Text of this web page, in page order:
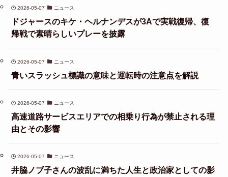
2026-05-07 ニュース
ドジャースのキケ・ヘルナンデスが3Aで実戦復帰、復
帰戦で素晴らしいプレーを披露
2026-05-07 ニュース
青いスラッシュ標識の意味と運転時の注意点を解説
2026-05-07 ニュース
高速道路サービスエリアでの相乗り行為が禁止される理
由とその影響
2026-05-07 ニュース
井脇ノブ子さんの波乱に満ちた人生と政治家としての影